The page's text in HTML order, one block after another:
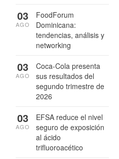
FoodForum
Dominicana:
tendencias, análisis y
networking
03
AGO
Coca-Cola presenta
sus resultados del
segundo trimestre de
2026
03
AGO
EFSA reduce el nivel
seguro de exposición
al ácido
trifluoroacético
03
AGO